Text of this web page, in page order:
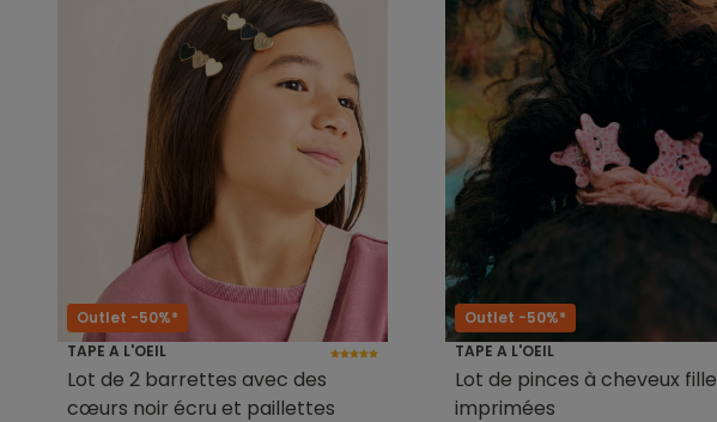
Outlet -50%*
TAPE A L'OEIL
Lot de 2 barrettes avec des
cœurs noir écru et paillettes
Outlet -50%*
TAPE A L'OEIL
Lot de pinces à cheveux fille
imprimées